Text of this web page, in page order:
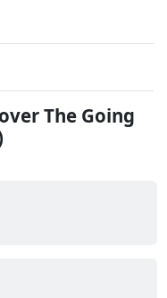
The Going